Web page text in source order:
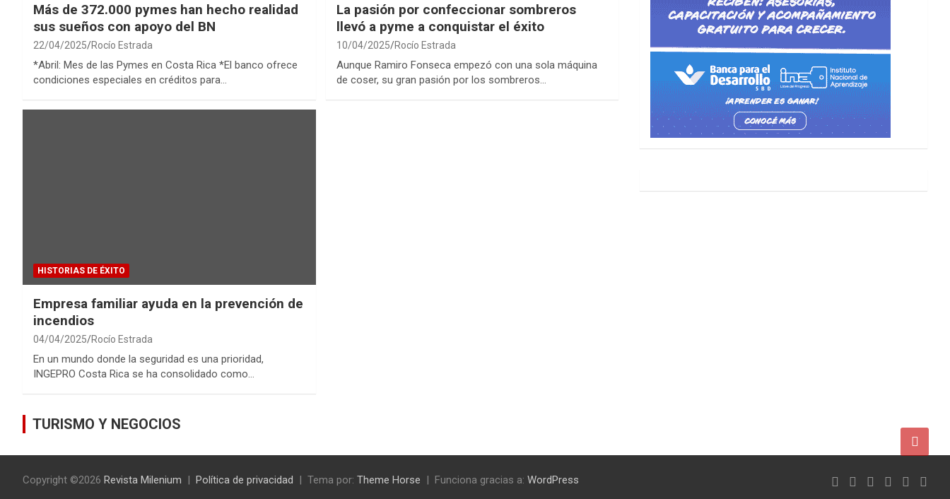
Más de 372.000 pymes han hecho realidad
sus sueños con apoyo del BN
22/04/2025 Rocío Estrada
*Abril: Mes de las Pymes en Costa Rica *El banco ofrece
condiciones especiales en créditos para…
La pasión por confeccionar sombreros
llevó a pyme a conquistar el éxito
10/04/2025 Rocío Estrada
Aunque Ramiro Fonseca empezó con una sola máquina
de coser, su gran pasión por los sombreros…
HISTORIAS DE ÉXITO
Empresa familiar ayuda en la prevención de
incendios
04/04/2025 Rocío Estrada
En un mundo donde la seguridad es una prioridad,
INGEPRO Costa Rica se ha consolidado como…
TURISMO Y NEGOCIOS
Copyright ©2026 Revista Milenium Política de privacidad Tema por: Theme Horse Funciona gracias a: WordPress